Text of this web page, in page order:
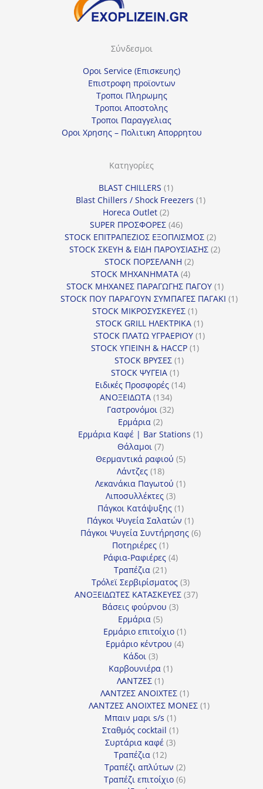
Σύνδεσμοι
Οροι Service (Επισκευης)
Επιστροφη προϊοντων
Τροποι Πληρωμης
Τροποι Αποστολης
Τροποι Παραγγελιας
Οροι Χρησης – Πολιτικη Απορρητου
Κατηγορίες
BLAST CHILLERS 11
προϊόν
Blast Chillers / Shock Freezers 11
Horeca Outlet 22
προϊόντα
SUPER ΠΡΟΣΦΟΡΕΣ 4646
προϊόντα
STOCK ΕΠΙΤΡΑΠΕΖΙΟΣ ΕΞΟΠΛΙΣΜΟΣ 22
προϊόντα
STOCK ΣΚΕΥΗ & ΕΙΔΗ ΠΑΡΟΥΣΙΑΣΗΣ 22
STOCK ΠΟΡΣΕΛΑΝΗ 22
STOCK ΜΗΧΑΝΗΜΑΤΑ 44
προϊόντα
STOCK ΜΗΧΑΝΕΣ ΠΑΡΑΓΩΓΗΣ ΠΑΓΟΥ 11
προϊόν
STOCK ΠΟΥ ΠΑΡΑΓΟΥΝ ΣΥΜΠΑΓΕΣ ΠΑΓΑΚΙ 11
STOCK ΜΙΚΡΟΣΥΣΚΕΥΕΣ 11
προϊόν
STOCK GRILL ΗΛΕΚΤΡΙΚΑ 11
προϊόν
STOCK ΠΛΑΤΩ ΥΓΡΑΕΡΙΟΥ 11
STOCK ΥΓΙΕΙΝΗ & HACCP 11
STOCK ΒΡΥΣΕΣ 11
STOCK ΨΥΓΕΙΑ 11
προϊόν
Ειδικές Προσφορές 1414
ΑΝΟΞΕΙΔΩΤΑ 134134
προϊόντα
Γαστρονόμοι 3232
Ερμάρια 22
προϊόντα
Ερμάρια Καφέ | Bar Stations 11
Θάλαμοι 77
προϊόντα
Θερμαντικά ραφιού 55
Λάντζες 1818
προϊόντα
Λεκανάκια Παγωτού 11
Λιποσυλλέκτες 33
προϊόντα
Πάγκοι Κατάψυξης 11
προϊόν
Πάγκοι Ψυγεία Σαλατών 11
προϊόν
Πάγκοι Ψυγεία Συντήρησης 66
Ποτηριέρες 11
προϊόν
Ράφια-Ραφιέρες 44
Τραπέζια 2121
προϊόντα
Τρόλεϊ Σερβιρίσματος 33
προϊόντα
ΑΝΟΞΕΙΔΩΤΕΣ ΚΑΤΑΣΚΕΥΕΣ 3737
Βάσεις φούρνου 33
Ερμάρια 55
προϊόντα
Ερμάριο επιτοίχιο 11
προϊόν
Ερμάριο κέντρου 44
Κάδοι 33
προϊόντα
Καρβουνιέρα 11
ΛΑΝΤΖΕΣ 11
προϊόν
ΛΑΝΤΖΕΣ ΑΝΟΙΧΤΕΣ 11
προϊόν
ΛΑΝΤΖΕΣ ΑΝΟΙΧΤΕΣ ΜΟΝΕΣ 11
Μπαιν μαρι s/s 11
προϊόν
Σταθμός cocktail 11
Συρτάρια καφέ 33
Τραπέζια 1212
προϊόντα
Τραπέζι απλύτων 22
προϊόντα
Τραπέζι επιτοίχιο 66